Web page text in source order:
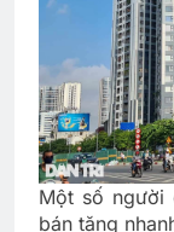
Một số người
bán tăng